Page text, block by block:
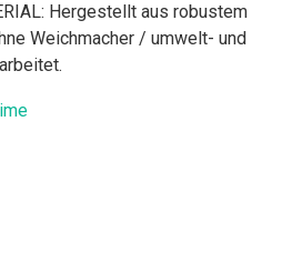
Hergestellt aus robustem
Weichmacher / umwelt- und